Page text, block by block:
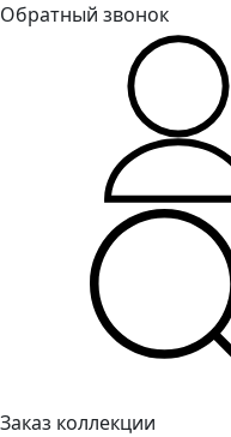
Обратный звонок
Заказ коллекции